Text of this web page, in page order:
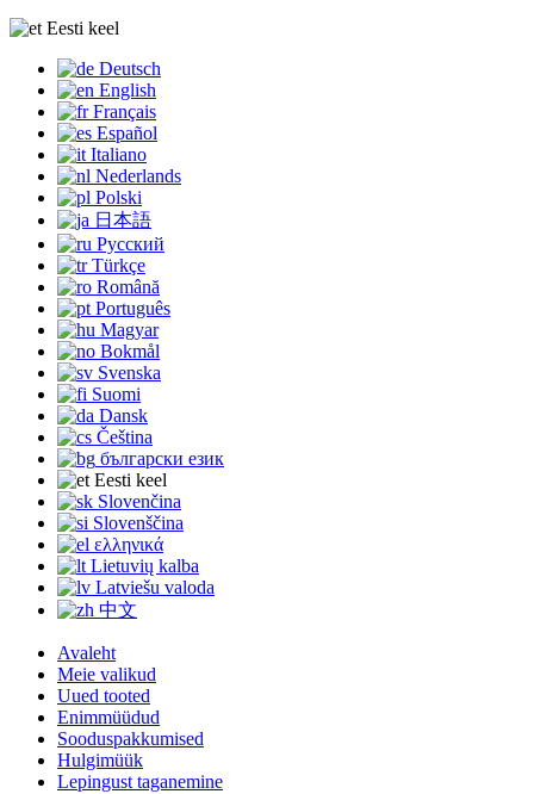
Eesti keel
Deutsch
English
Français
Español
Italiano
Nederlands
Polski
日本語
Русский
Türkçe
Română
Português
Magyar
Bokmål
Svenska
Suomi
Dansk
Čeština
български език
Eesti keel
Slovenčina
Slovenščina
ελληνικά
Lietuvių kalba
Latviešu valoda
中文
Avaleht
Meie valikud
Uued tooted
Enimmüüdud
Sooduspakkumised
Hulgimüük
Lepingust taganemine